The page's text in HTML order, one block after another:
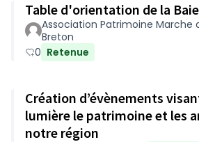
Table d'orientation de la
Association Patrimoine Marche
Breton
0 Retenue
Création d’évènements
lumière le patrimoine et les
notre région